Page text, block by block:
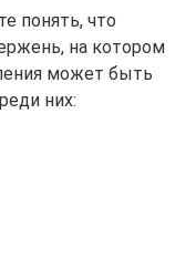
понять, что
на котором
может быть
них: